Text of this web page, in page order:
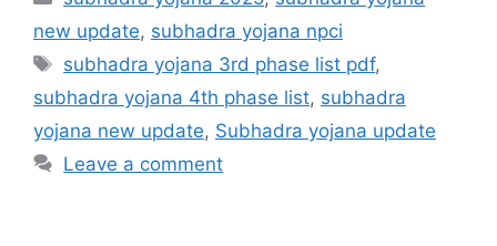
new update, subhadra yojana npci
Tags
subhadra yojana 3rd phase list pdf,
subhadra yojana 4th phase list, subhadra
yojana new update, Subhadra yojana update
Leave a comment